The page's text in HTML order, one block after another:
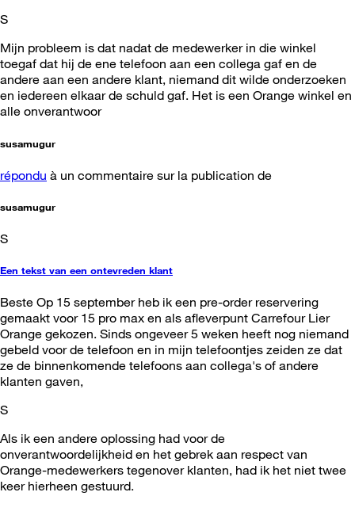
S
Mijn probleem is dat nadat de medewerker in die winkel
toegaf dat hij de ene telefoon aan een collega gaf en de
andere aan een andere klant, niemand dit wilde onderzoeken
en iedereen elkaar de schuld gaf. Het is een Orange winkel en
alle onverantwoor
susamugur
répondu à un commentaire sur la publication de
susamugur
S
Een tekst van een ontevreden klant
Beste Op 15 september heb ik een pre-order reservering
gemaakt voor 15 pro max en als afleverpunt Carrefour Lier
Orange gekozen. Sinds ongeveer 5 weken heeft nog niemand
gebeld voor de telefoon en in mijn telefoontjes zeiden ze dat
ze de binnenkomende telefoons aan collega's of andere
klanten gaven,
S
Als ik een andere oplossing had voor de
onverantwoordelijkheid en het gebrek aan respect van
Orange-medewerkers tegenover klanten, had ik het niet twee
keer hierheen gestuurd.